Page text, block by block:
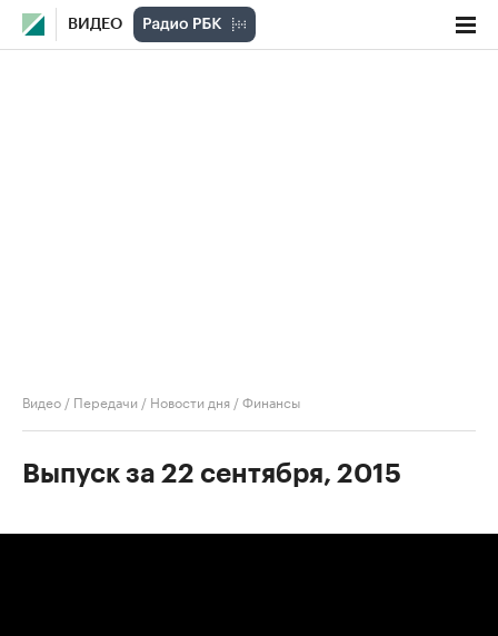
ВИДЕО
Видео / Передачи / Новости дня /Финансы
Выпуск за 22 сентября, 2015